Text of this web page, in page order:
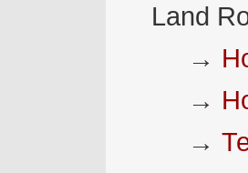
Land
→
→
→